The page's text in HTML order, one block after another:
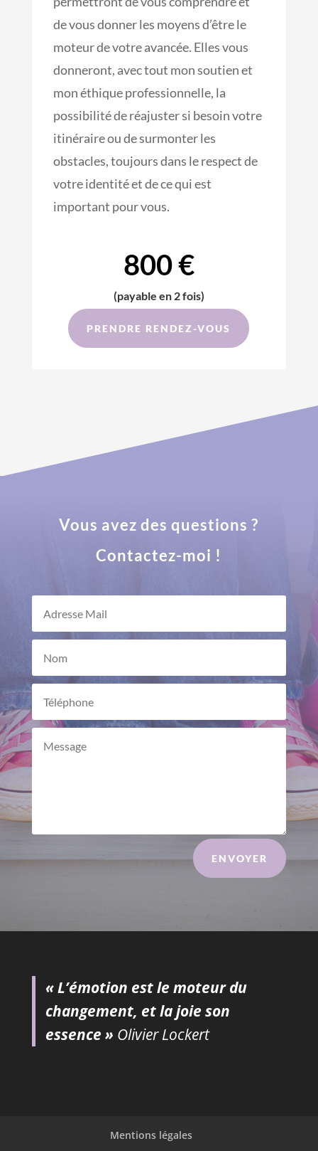
de vous donner les moyens d’être le
moteur de votre avancée. Elles vous
donneront, avec tout mon soutien et
mon éthique professionnelle, la
possibilité de réajuster si besoin votre
itinéraire ou de surmonter les
obstacles, toujours dans le respect de
votre identité et de ce qui est
important pour vous.
800 €
(payable en 2 fois)
PRENDRE RENDEZ-VOUS
Vous avez des questions ?
Contactez-moi !
ENVOYER
« L’émotion est le moteur du
changement, et la joie son
essence » Olivier Lockert
Mentions légales